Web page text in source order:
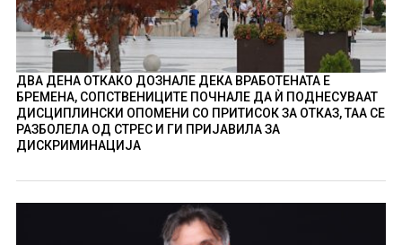
ДВА ДЕНА ОТКАКО ДОЗНАЛЕ ДЕКА ВРАБОТЕНАТА Е
БРЕМЕНА, СОПСТВЕНИЦИТЕ ПОЧНАЛЕ ДА Ѝ ПОДНЕСУВААТ
ДИСЦИПЛИНСКИ ОПОМЕНИ СО ПРИТИСОК ЗА ОТКАЗ, ТАА СЕ
РАЗБОЛЕЛА ОД СТРЕС И ГИ ПРИЈАВИЛА ЗА
ДИСКРИМИНАЦИЈА